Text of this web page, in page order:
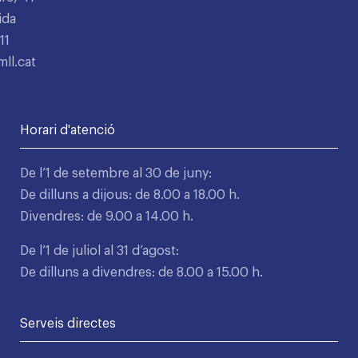
Horari d'atenció
De l’1 de setembre al 30 de juny:
De dilluns a dijous: de 8.00 a 18.00 h.
Divendres: de 9.00 a 14.00 h.
De l’1 de juliol al 31 d’agost:
De dilluns a divendres: de 8.00 a 15.00 h.
Serveis directes